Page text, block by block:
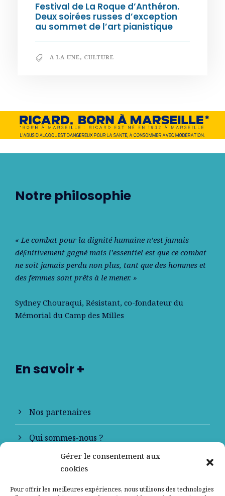
Gérer le consentement aux
cookies
Pour offrir les meilleures expériences, nous utilisons des technologies
Festival de La Roque d’Anthéron.
Deux soirées russes d’exception
au sommet de l’art pianistique
A LA UNE, CULTURE
Notre philosophie
« Le combat pour la dignité humaine n’est jamais
déﬁnitivement gagné mais l’essentiel est que ce combat
ne soit jamais perdu non plus, tant que des hommes et
des femmes sont prêts à le mener. »
Sydney Chouraqui, Résistant, co-fondateur du
Mémorial du Camp des Milles
En savoir +
Nos partenaires
Qui sommes-nous ?
Contactez-nous
Mentions légales